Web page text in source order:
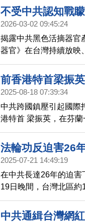
動，政要出席聲援，呼
不受中共認知戰
2026-03-02 09:45:24
揭露中共黑色活摘器官
器官》在台灣持續放映
會關注中共跨境鎮壓；
夕，在台北西門町街頭
現場許多民眾揮舞旗幟
前香港特首梁振
2025-08-18 07:39:34
中共跨國鎮壓引起國際
港特首 梁振英，在芬
進行言語恐嚇。當地警
動。
法輪功反迫害26
法
2025-07-21 14:49:19
在中共長達26年的迫害
19日晚間，台灣北區
界、法律界、醫界正義
中共通緝台灣網